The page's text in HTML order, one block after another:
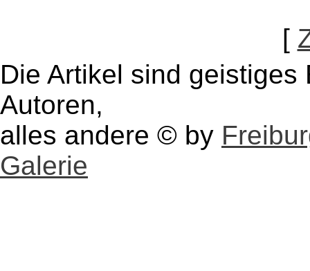
[
Die Artikel sind
Autoren,
alles andere © by
Galerie